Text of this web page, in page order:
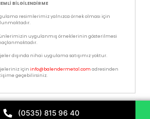
BİLGİLENDİRME
resimlerimiz yalnızca örnek olması için
uygulanmış örneklerinin gösterilmesi
dışında nihai uygulama satışımız yoktur.
için info@balendermetal.com adresinden
geçebilirsiniz.
(0535) 815 96 40